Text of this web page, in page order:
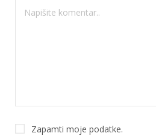
Zapamti moje podatke.